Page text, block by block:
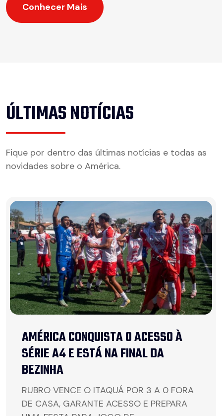
Conhecer Mais
ÚLTIMAS NOTÍCIAS
Fique por dentro das últimas notícias e todas as
novidades sobre o América.
AMÉRICA CONQUISTA O ACESSO À
SÉRIE A4 E ESTÁ NA FINAL DA
BEZINHA
RUBRO VENCE O ITAQUÁ POR 3 A 0 FORA
DE CASA, GARANTE ACESSO E PREPARA